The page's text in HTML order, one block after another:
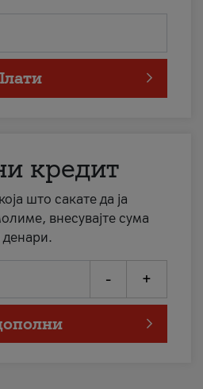
кредит
што сакате да ја
внесувајте сума
- +